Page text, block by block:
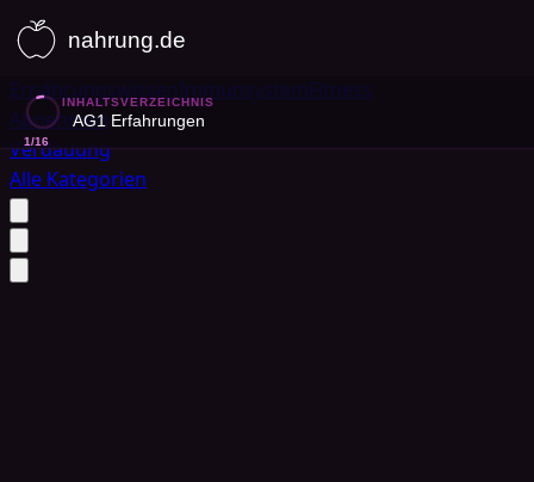
ErnährungswissenImmunsystemFitness
Abnehmen
Verdauung
Alle Kategorien
1/16
INHALTSVERZEICHNIS
AG1 Erfahrungen